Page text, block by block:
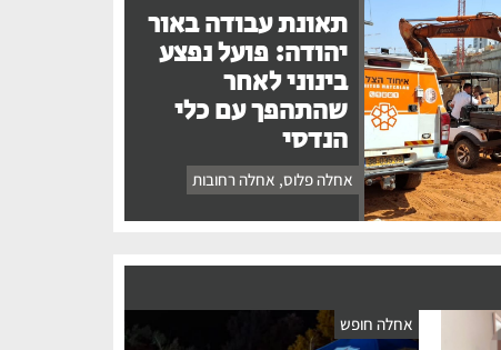
תאונת עבודה באור
יהודה: פועל נפצע
בינוני לאחר
שהתהפך עם כלי
הנדסי
אחלה פלוס, אחלה רחובות
אחלה חופש